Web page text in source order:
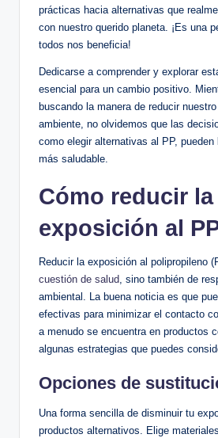
prácticas hacia alternativas que
con nuestro querido planeta. ¡Es una
todos nos beneficia!
Dedicarse a comprender y explorar
esencial para un cambio positivo.
buscando la manera de reducir
ambiente, no olvidemos que las
como elegir alternativas al PP, pueden
más saludable.
Cómo reducir la
exposición al
Reducir la exposición al polipropileno
cuestión de salud, sino también de
ambiental. La buena noticia es que
efectivas para minimizar el contacto
a menudo se encuentra en productos
algunas estrategias que puedes
Opciones de
Una forma sencilla de disminuir tu
productos alternativos. Elige